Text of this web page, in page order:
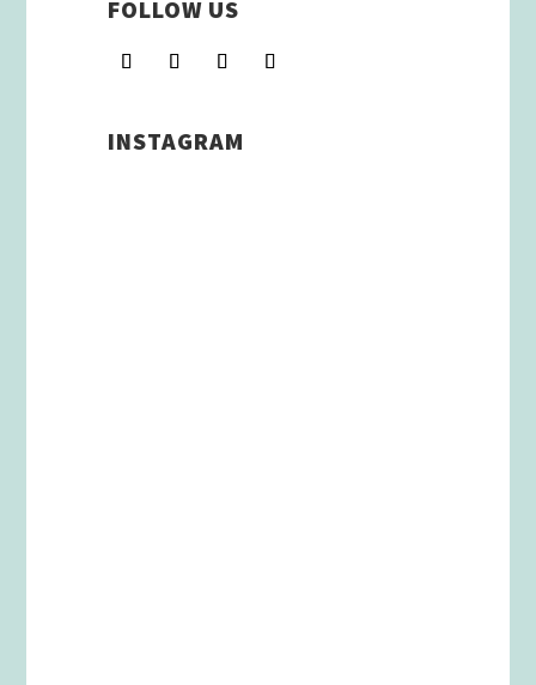
FOLLOW US
INSTAGRAM